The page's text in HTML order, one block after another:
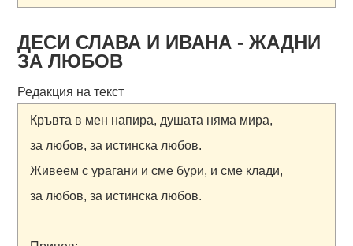
ДЕСИ СЛАВА И ИВАНА - ЖАДНИ
ЗА ЛЮБОВ
Редакция на текст